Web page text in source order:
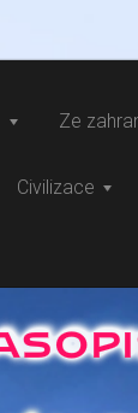
Ze
Civilizace